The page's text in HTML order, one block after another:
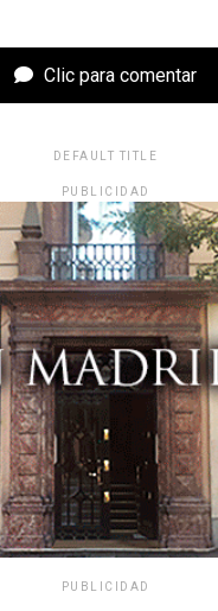
Clic para comentar
DEFAULT TITLE
PUBLICIDAD
PUBLICIDAD